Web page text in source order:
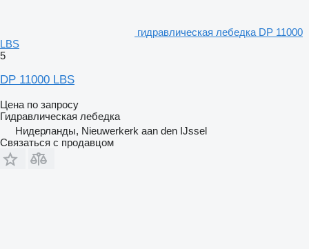
гидравлическая лебедка DP 11000
LBS
5
DP 11000 LBS
Цена по запросу
Гидравлическая лебедка
Нидерланды, Nieuwerkerk aan den IJssel
Связаться с продавцом